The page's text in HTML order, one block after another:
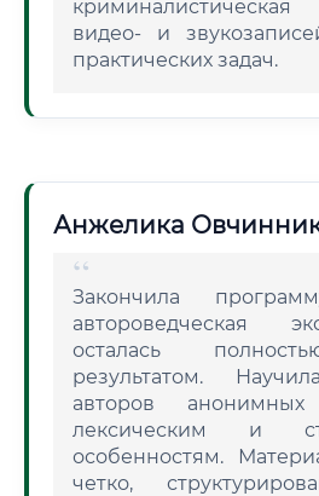
видео- и
практических задач.
Анжелика
Закончила
автороведческая
осталась
результатом.
авторов
лексическим и
особенностям.
четко,